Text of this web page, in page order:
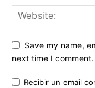
Save my name,
next time I comment.
Recibir un email